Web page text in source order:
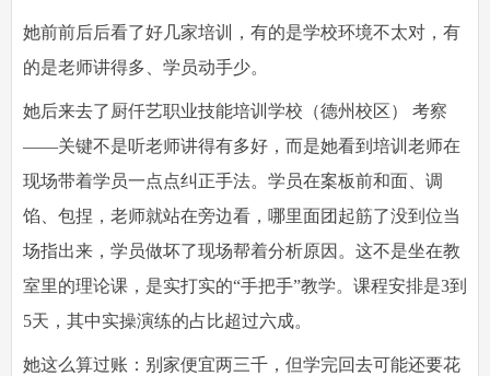
她前前后后看了好几家培训，有的是学校环境不太对，有
的是老师讲得多、学员动手少。
她后来去了 厨仟艺职业技能培训学校（德州校区）
考察
——关键不是听老师讲得有多好，而是她看到培训老师在
现场带着学员一点点纠正手法。学员在案板前和面、调
馅、包捏，老师就站在旁边看，哪里面团起筋了没到位当
场指出来，学员做坏了现场帮着分析原因。这不是坐在教
室里的理论课，是实打实的“手把手”教学。课程安排是3到
5天，其中实操演练的占比超过六成。
她这么算过账：别家便宜两三千，但学完回去可能还要花